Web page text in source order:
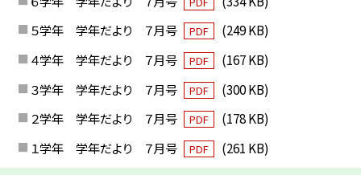
５学年 学年だより ７月号
PDF
(249 KB)
４学年 学年だより ７月号
PDF
(167 KB)
３学年 学年だより ７月号
PDF
(300 KB)
２学年 学年だより ７月号
PDF
(178 KB)
１学年 学年だより ７月号
PDF (261 KB)